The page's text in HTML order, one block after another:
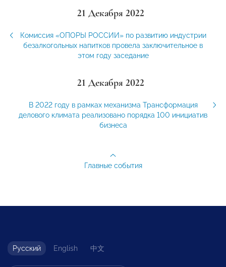
21 Декабря 2022
Комиссия «ОПОРЫ РОССИИ» по развитию индустрии
безалкогольных напитков провела заключительное в
этом году заседание
21 Декабря 2022
В 2022 году в рамках механизма Трансформация
делового климата реализовано порядка 100 инициатив
бизнеса
Главные события
Русский English 中文